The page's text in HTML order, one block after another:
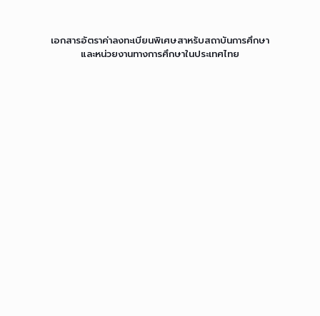
เอกสารอัตราค่าลงทะเบียนพิเศษสาหรับสถาบันการศึกษา
และหน่วยงานทางการศึกษาในประเทศไทย